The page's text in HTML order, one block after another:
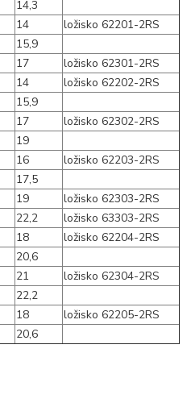
14,3
14
ložisko 62201-2RS
15,9
17
ložisko 62301-2RS
14
ložisko 62202-2RS
15,9
17
ložisko 62302-2RS
19
16
ložisko 62203-2RS
17,5
19
ložisko 62303-2RS
22,2
ložisko 63303-2RS
18
ložisko 62204-2RS
20,6
21
ložisko 62304-2RS
22,2
18
ložisko 62205-2RS
20,6